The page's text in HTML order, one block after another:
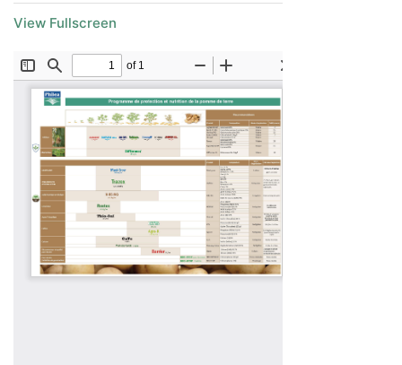
View Fullscreen